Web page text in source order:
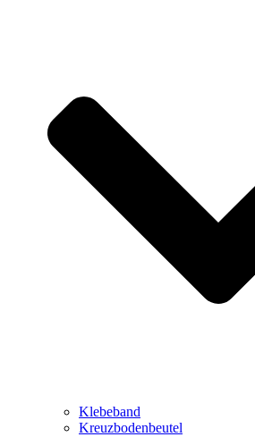
Klebeband
Kreuzbodenbeutel